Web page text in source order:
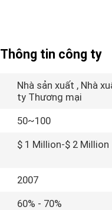
Thông tin công ty
Nhà sản xuất , Nhà
ty Thương mại
50~100
$ 1 Million-$ 2 Million
2007
60% - 70%